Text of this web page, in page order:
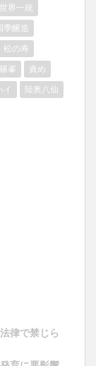
世界一統
季醸造
松の寿
篠峯
責め
イ
陸奥八仙
律で禁じら